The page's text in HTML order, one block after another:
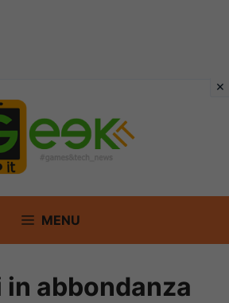
MENU
abbondanza